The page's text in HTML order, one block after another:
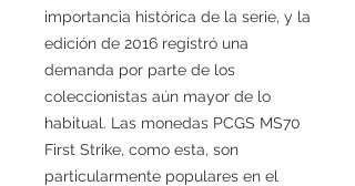
importancia histórica de la serie, y la
edición de 2016 registró una
demanda por parte de los
coleccionistas aún mayor de lo
habitual. Las monedas PCGS MS70
First Strike, como esta, son
particularmente populares en el